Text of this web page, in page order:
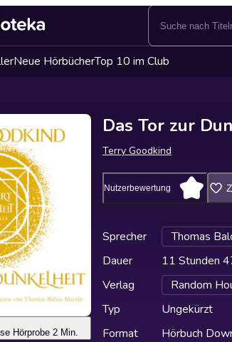
Neue HörbücherTop 10 im Club
Hörprobe 2 Min.
Das Tor zur
Terry Goodkind
Nutzerbewertung
Sprecher
Thomas
Dauer
11 Stunden
Verlag
Random
Typ
Ungekürzt
Format
Hörbuch